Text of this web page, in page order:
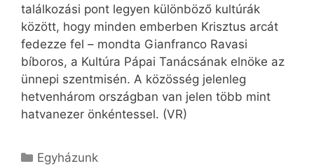
találkozási pont legyen különböző kultúrák
között, hogy minden emberben Krisztus arcát
fedezze fel – mondta Gianfranco Ravasi
bíboros, a Kultúra Pápai Tanácsának elnöke az
ünnepi szentmisén. A közösség jelenleg
hetvenhárom országban van jelen több mint
hatvanezer önkéntessel. (VR)
Kategória
Egyházunk